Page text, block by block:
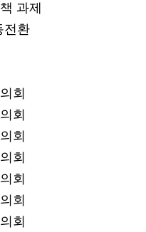
과제
환
회
회
회
회
회
회
회